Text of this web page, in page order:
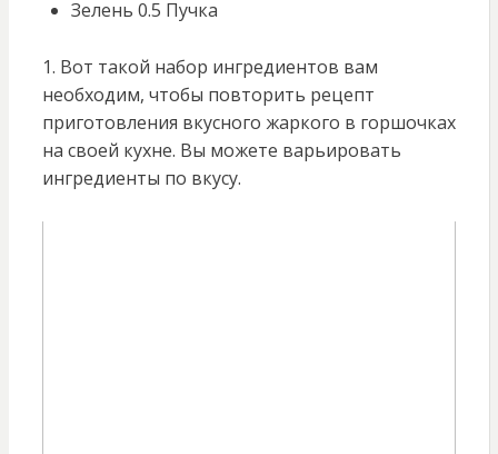
Зелень 0.5 Пучка
1. Вот такой набор ингредиентов вам
необходим, чтобы повторить рецепт
приготовления вкусного жаркого в горшочках
на своей кухне. Вы можете варьировать
ингредиенты по вкусу.